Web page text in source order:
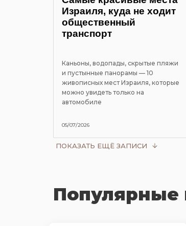
Израиля, куда не ходит
общественный
транспорт
Каньоны, водопады, скрытые пляжи
и пустынные панорамы — 10
живописных мест Израиля, которые
можно увидеть только на
автомобиле
05/07/2026
ПОКАЗАТЬ ЕЩЁ ЗАПИСИ
Популярные